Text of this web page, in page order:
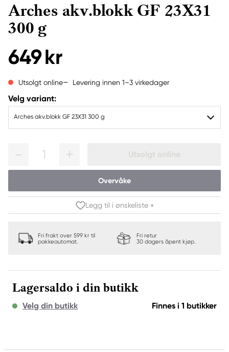
Arches akv.blokk GF 23X31
300 g
649 kr
Utsolgt online Levering innen 1–3 virkedager
Velg variant:
Arches akv.blokk GF 23X31 300 g
1 Utsolgt online
Overvåke
Legg til i ønskeliste »
Fri frakt over 599 kr til
pakkeautomat.
Fri retur
30 dagers åpent kjøp.
Lagersaldo i din butikk
Velg din butikk Finnes i 1 butikker